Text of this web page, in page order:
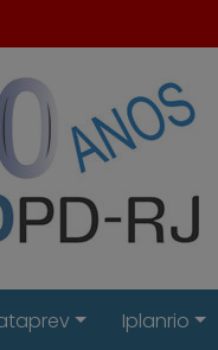
Iplanrio